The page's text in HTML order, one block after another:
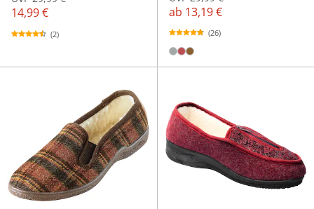
14,99 €
(2)
ab 13,19 €
(26)